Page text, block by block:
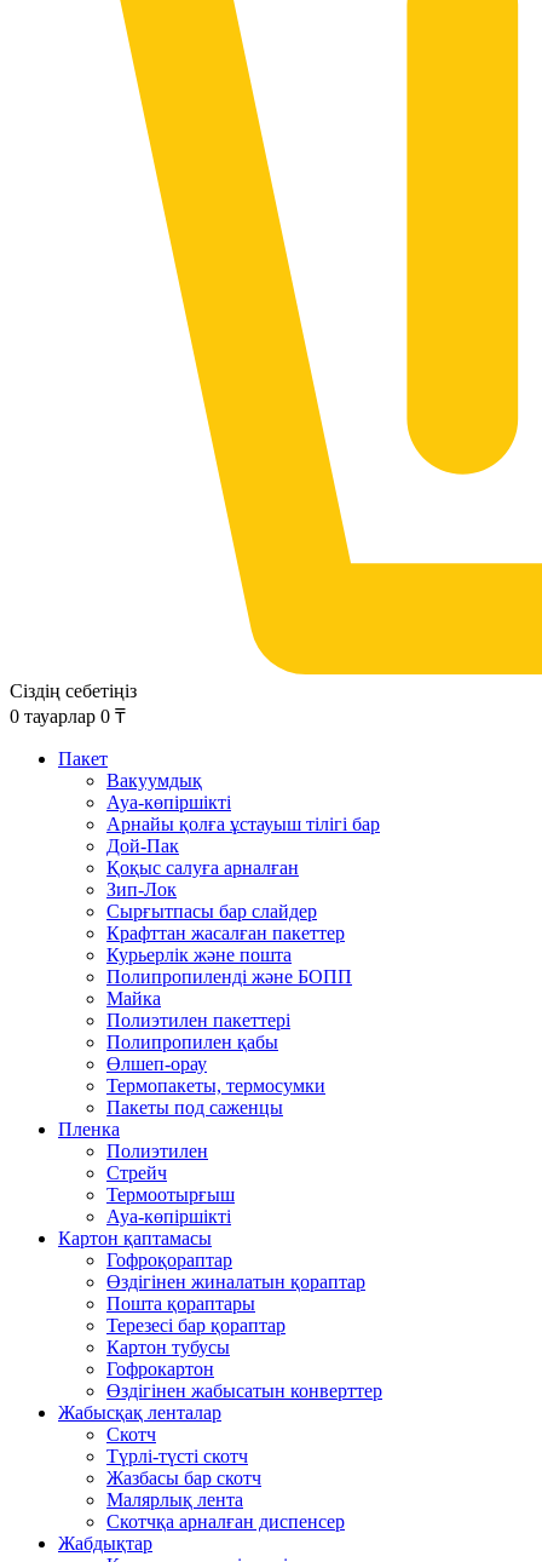
Сіздің себетіңіз
0 тауарлар 0 ₸
Пакет
Вакуумдық
Ауа-көпіршікті
Арнайы қолға ұстауыш тілігі бар
Дой-Пак
Қоқыс салуға арналған
Зип-Лок
Сырғытпасы бар слайдер
Крафттан жасалған пакеттер
Курьерлік және пошта
Полипропиленді және БОПП
Майка
Полиэтилен пакеттері
Полипропилен қабы
Өлшеп-орау
Термопакеты, термосумки
Пакеты под саженцы
Пленка
Полиэтилен
Стрейч
Термоотырғыш
Ауа-көпіршікті
Картон қаптамасы
Гофроқораптар
Өздігінен жиналатын қораптар
Пошта қораптары
Терезесі бар қораптар
Картон тубусы
Гофрокартон
Өздігінен жабысатын конверттер
Жабысқақ ленталар
Скотч
Түрлі-түсті скотч
Жазбасы бар скотч
Малярлық лента
Скотчқа арналған диспенсер
Жабдықтар